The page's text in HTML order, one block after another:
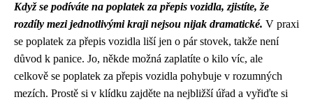
Když se podíváte na poplatek za přepis vozidla, zjistíte, že
rozdíly mezi jednotlivými kraji nejsou nijak dramatické. V praxi
se poplatek za přepis vozidla liší jen o pár stovek, takže není
důvod k panice. Jo, někde možná zaplatíte o kilo víc, ale
celkově se poplatek za přepis vozidla pohybuje v rozumných
mezích. Prostě si v klídku zajděte na nejbližší úřad a vyřiďte si